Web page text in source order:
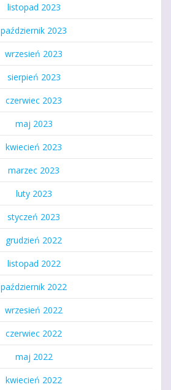
listopad 2023
październik 2023
wrzesień 2023
sierpień 2023
czerwiec 2023
maj 2023
kwiecień 2023
marzec 2023
luty 2023
styczeń 2023
grudzień 2022
listopad 2022
październik 2022
wrzesień 2022
czerwiec 2022
maj 2022
kwiecień 2022